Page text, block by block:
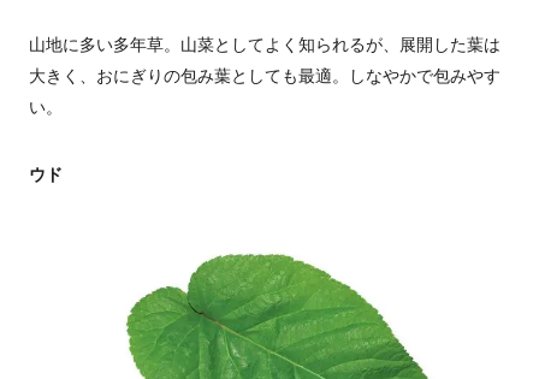
山地に多い多年草。山菜としてよく知られるが、展開した葉は
大きく、おにぎりの包み葉としても最適。しなやかで包みやす
い。
ウド